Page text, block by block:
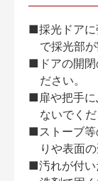
■採光ドアに
で採光部
■ドアの開閉
ださい。
■扉や把手に
ないでくだ
■ストーブ等
りや表面
■汚れが付い